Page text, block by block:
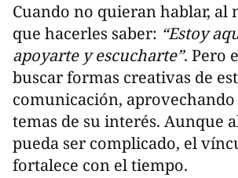
Cuando no quieran hablar, al
que hacerles saber: “Estoy
apoyarte y escucharte”. Pero
buscar formas creativas de
comunicación,
temas de su interés. Aunque
pueda ser complicado, el
fortalece con el tiempo.